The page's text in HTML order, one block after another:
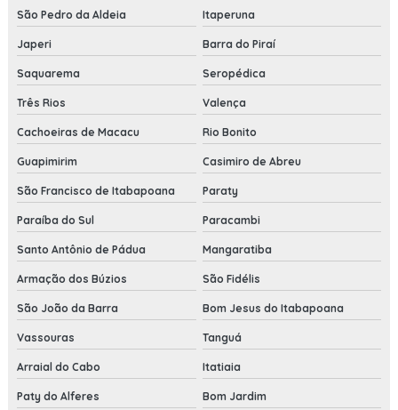
São Pedro da Aldeia Itaperuna
Japeri Barra do Piraí
Saquarema Seropédica
Três Rios Valença
Cachoeiras de Macacu Rio Bonito
Guapimirim Casimiro de Abreu
São Francisco de Itabapoana Paraty
Paraíba do Sul Paracambi
Santo Antônio de Pádua Mangaratiba
Armação dos Búzios São Fidélis
São João da Barra Bom Jesus do Itabapoana
Vassouras Tanguá
Arraial do Cabo Itatiaia
Paty do Alferes Bom Jardim